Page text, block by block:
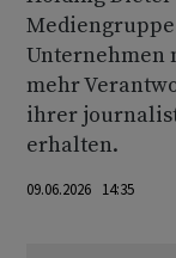
Unternehmen
mehr
ihrer
erhalten.
09.06.2026 14:35